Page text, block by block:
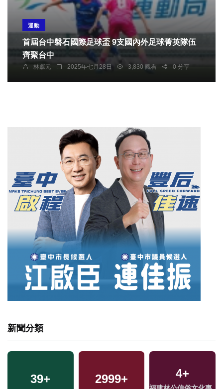
運動
首屆台中磐石國際足球盃 9支國內外足球菁英隊伍
齊聚台中
林獻元 2025年七月28日 3,830 觀看 0 分享
新聞分類
39+ 2999+ 4+
2519 122+ 27+